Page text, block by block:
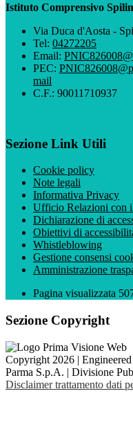
Istituto Comprensivo
Via Duca d'Aosta -
Tel: 04272205
Email:
PEC:
mail
C.F.: 90011710937
Sezione Link Utili
Cookie policy
Note legali
Informativa Privacy
Ufficio Relazioni con
Dichiarazione di
Obiettivi di
Whistleblowing
Gestione consensi
Amministrazione
Pagina visualizzata
Sezione Copyright
Copyright 2026 |
Parma S.p.A. | Divisione
Disclaimer trattamento dati